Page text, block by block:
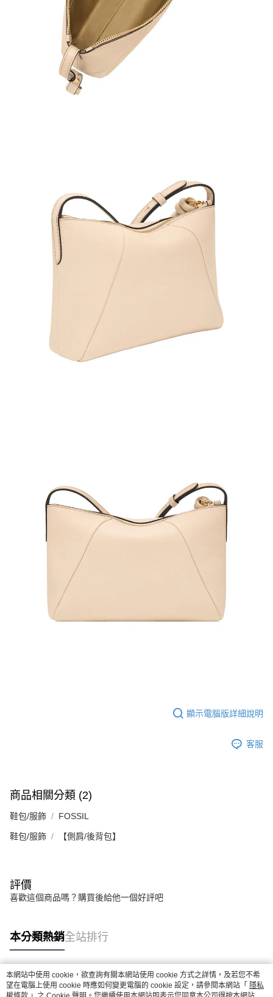
顯示電腦版詳細說明
客服
商品相關分類 (2)
鞋包/服飾 FOSSIL
鞋包/服飾 【側肩/後背包】
評價
喜歡這個商品嗎？購買後給他一個好評吧
本分類熱銷全站排行
熱門標籤
本網站中使用 cookie，欲查詢有關本網站使用 cookie 方式之詳情，及若您不希
望在電腦上使用 cookie 時應如何變更電腦的 cookie 設定，請參閱本網站「 隱私